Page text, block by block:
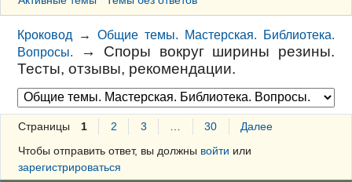
Архив
ГАЛЕРЕЯ
Правила
Поиск
Регистрация
Вход
Кроковод →Общие темы. Мастерская. Библиотека.
Вопросы.
→ Споры вокруг ширины резины.
Тесты, отзывы, рекомендации.
Страницы 1 2 3 30
Далее
Чтобы отправить ответ, вы должны войти или
зарегистрироваться